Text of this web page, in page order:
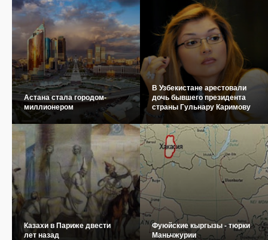
Астана стала городом-
миллионером
В Узбекистане арестовали
дочь бывшего президента
страны Гульнару Каримову
Казахи в Париже двести
лет назад
Фуюйские кыргызы - тюрки
Маньчжурии